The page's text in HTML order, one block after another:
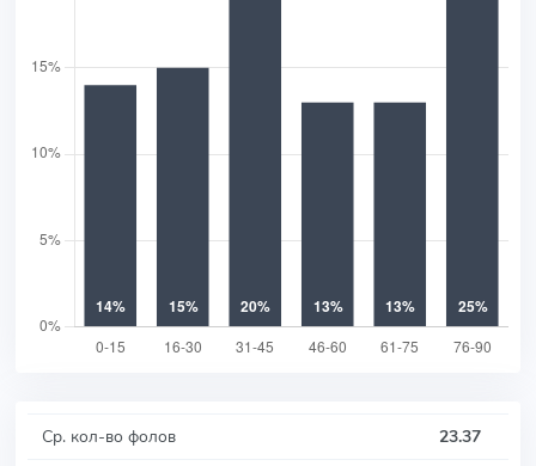
Ср. кол-во фолов
23.37